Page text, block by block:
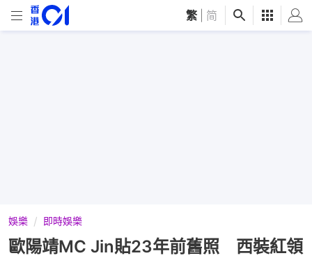
繁 简
娛樂 即時娛樂
歐陽靖MC Jin貼23年前舊照 西裝紅領